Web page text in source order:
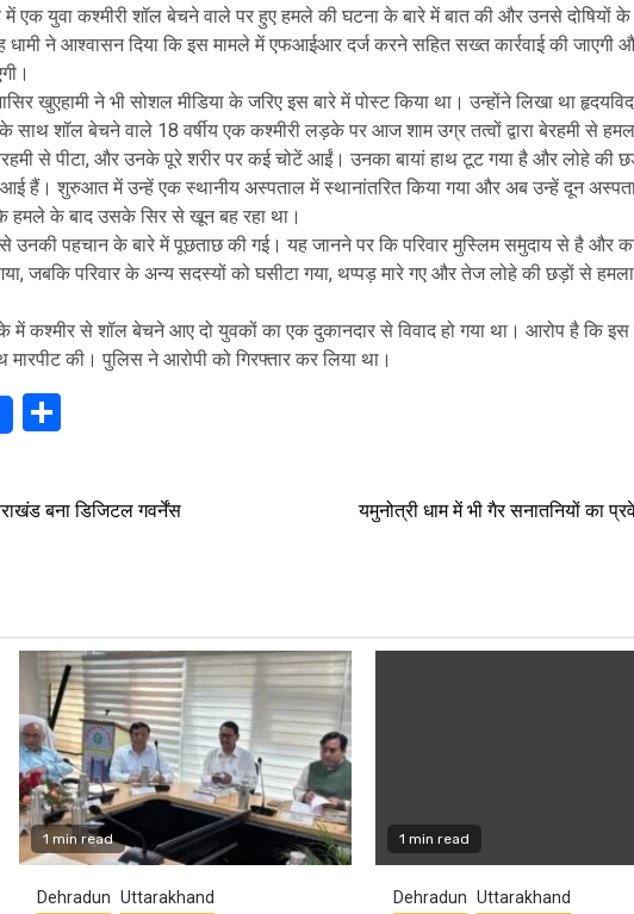
एक युवा कश्मीरी शॉल बेचने वाले पर हुए हमले की घटना के बारे में बात की और उनसे दोषियों
ने आश्वासन दिया कि इस मामले में एफआईआर दर्ज करने सहित सख्त कार्रवाई की जाएगी
खुएहामी ने भी सोशल मीडिया के जरिए इस बारे में पोस्ट किया था। उन्होंने लिखा था
शॉल बेचने वाले 18 वर्षीय एक कश्मीरी लड़के पर आज शाम उग्र तत्वों द्वारा बेरहमी से
से पीटा, और उनके पूरे शरीर पर कई चोटें आईं। उनका बायां हाथ टूट गया है और लोहे की
हैं। शुरुआत में उन्हें एक स्थानीय अस्पताल में स्थानांतरित किया गया और अब उन्हें दून
हमले के बाद उसके सिर से खून बह रहा था।
उनकी पहचान के बारे में पूछताछ की गई। यह जानने पर कि परिवार मुस्लिम समुदाय से है और
जबकि परिवार के अन्य सदस्यों को घसीटा गया, थप्पड़ मारे गए और तेज लोहे की छड़ों से
कश्मीर से शॉल बेचने आए दो युवकों का एक दुकानदार से विवाद हो गया था। आरोप है कि इस
की। पुलिस ने आरोपी को गिरफ्तार कर लिया था।
बना डिजिटल गवर्नेंस
यमुनोत्री धाम में भी गैर सनातनियों का
1 min read
Dehradun Uttarakhand
1 min read
Dehradun Uttarakhand